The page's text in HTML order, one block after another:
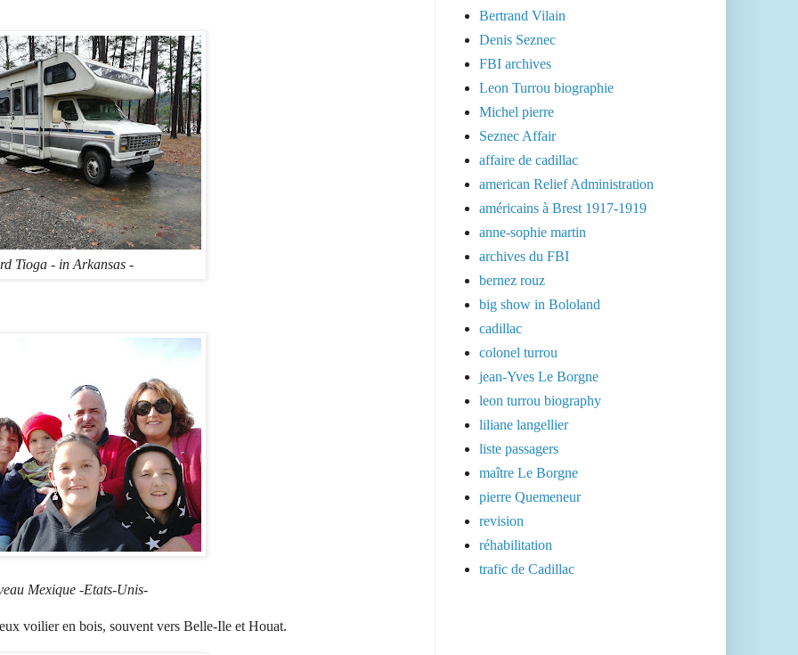
Tioga - in Arkansas -
Mexique -Etats-Unis-
voilier en bois, souvent vers Belle-Ile et Houat.
Bertrand Vilain
Denis Seznec
FBI archives
Leon Turrou biographie
Michel pierre
Seznec Affair
affaire de cadillac
american Relief Administration
américains à Brest 1917-1919
anne-sophie martin
archives du FBI
bernez rouz
big show in Bololand
cadillac
colonel turrou
jean-Yves Le Borgne
leon turrou biography
liliane langellier
liste passagers
maître Le Borgne
pierre Quemeneur
revision
réhabilitation
trafic de Cadillac